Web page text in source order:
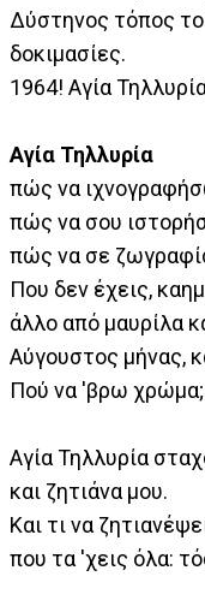
Δύστηνος τόπος
δοκιμασίες.
1964! Αγία
Αγία Τηλλυρία
πώς να
πώς να σου
πώς να σε
Που δεν έχεις,
άλλο από μαυρίλα
Αύγουστος μήνας,
Πού να 'βρω χρώμα;
Αγία Τηλλυρία
και ζητιάνα μου.
Και τι να
που τα 'χεις όλα: